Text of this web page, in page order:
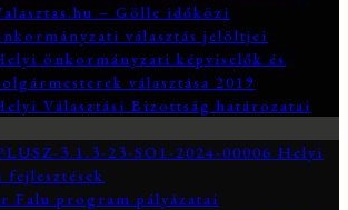
– Gölle időközi
választás jelöltjei
önkormányzati képviselők és
választása 2019
Választási Bizottság határozatai
3.1.3-23-SO1-2024-00006 Helyi
fejlesztések
Falu program pályázatai